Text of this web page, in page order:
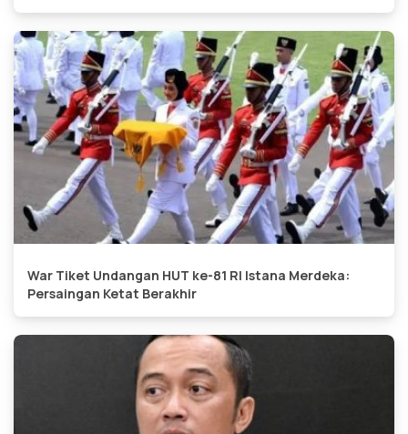
War Tiket Undangan HUT ke-81 RI Istana Merdeka:
Persaingan Ketat Berakhir